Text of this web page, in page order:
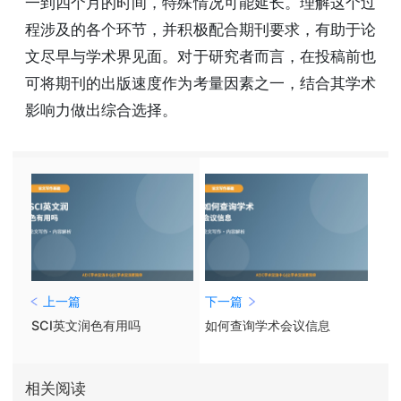
程涉及的各个环节，并积极配合期刊要求，有助于论
文尽早与学术界见面。对于研究者而言，在投稿前也
可将期刊的出版速度作为考量因素之一，结合其学术
影响力做出综合选择。
上一篇
SCI英文润色有用吗
下一篇
如何查询学术会议信息
相关阅读